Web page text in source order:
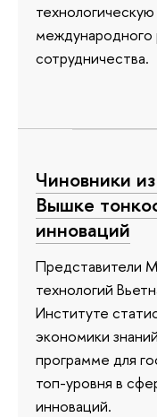
международного
сотрудничества.
Чиновники
Вышке
инноваций
Представители
технологий
Институте
экономики
программе для
топ-уровня в
инноваций.